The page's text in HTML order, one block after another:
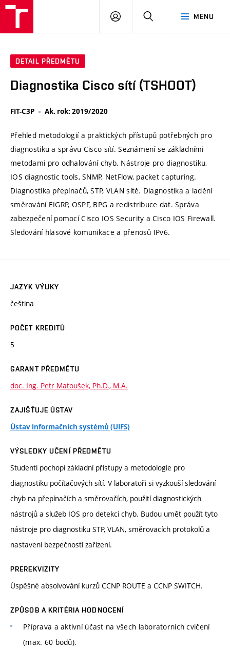
MENU
PŘIHLÁSIT
DETAIL PŘEDMĚTU
Diagnostika Cisco sítí (TSHOOT)
FIT-C3P Ak. rok: 2019/2020
Přehled metodologií a praktických přístupů potřebných pro
diagnostiku a správu Cisco sítí. Seznámení se základními
metodami pro odhalování chyb. Nástroje pro diagnostiku,
IOS diagnostic tools, SNMP, NetFlow, packet capturing.
Diagnostika přepínačů, STP, VLAN sítě. Diagnostika a ladění
směrování EIGRP, OSPF, BPG a redistribuce dat. Správa
zabezpečení pomocí Cisco IOS Security a Cisco IOS Firewall.
Sledování hlasové komunikace a přenosů IPv6.
JAZYK VÝUKY
čeština
POČET KREDITŮ
5
GARANT PŘEDMĚTU
doc. Ing. Petr Matoušek, Ph.D., M.A.
ZAJIŠŤUJE ÚSTAV
Ústav informačních systémů (UIFS)
VÝSLEDKY UČENÍ PŘEDMĚTU
Studenti pochopí základní přistupy a metodologie pro
diagnostiku počítačových sítí. V laboratoři si vyzkouší sledování
chyb na přepínačích a směrovačích, použití diagnostických
nástrojů a služeb IOS pro detekci chyb. Budou umět použít tyto
nástroje pro diagnostiku STP, VLAN, směrovacích protokolů a
nastavení bezpečnosti zařízení.
PREREKVIZITY
Úspěšné absolvování kurzů CCNP ROUTE a CCNP SWITCH.
ZPŮSOB A KRITÉRIA HODNOCENÍ
Příprava a aktivní účast na všech laboratorních cvičení
(max. 60 bodů).